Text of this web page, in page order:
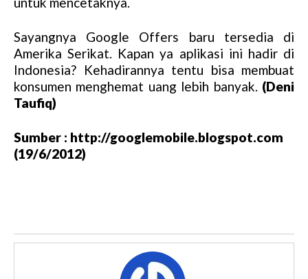
Sayangnya Google Offers baru tersedia di
Amerika Serikat. Kapan ya aplikasi ini hadir di
Indonesia? Kehadirannya tentu bisa membuat
konsumen menghemat uang lebih banyak. (Deni
Taufiq)
Sumber : http://googlemobile.blogspot.com
(19/6/2012)